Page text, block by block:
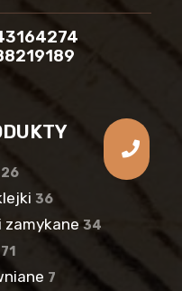
26
36
zamykane 34
71
7